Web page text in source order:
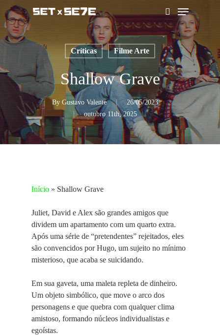
Skip
to
main
content
pesquisar
Menu
Críticas Filme Arte
Shallow Grave
By Gustavo Valente
26/05/2023
outubro 11th, 2025
Início » Shallow Grave
Juliet, David e Alex são grandes amigos que
dividem um apartamento com um quarto extra.
Após uma série de “pretendentes” rejeitados, eles
são convencidos por Hugo, um sujeito no mínimo
misterioso, que acaba se suicidando.
Em sua gaveta, uma maleta repleta de dinheiro.
Um objeto simbólico, que move o arco dos
personagens e que quebra com qualquer clima
amistoso, formando núcleos individualistas e
egoístas.